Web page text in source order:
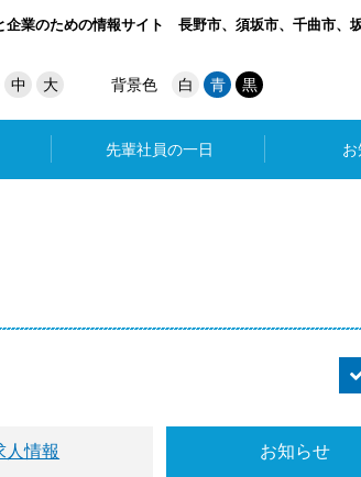
企業のための情報サイト 長野市、須坂市、千曲市、
中 大 背景色 白 青 黒
先輩社員の一日
人情報 お知らせ